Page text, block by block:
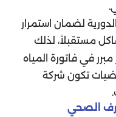
لضمان استمرار
مستقبلاً، لذلك
في فاتورة المياه
تكون شركة
الصحي